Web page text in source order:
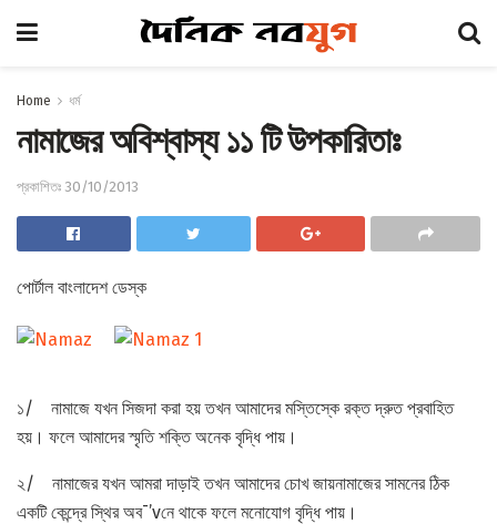
Home ধর্ম
নামাজের অবিশ্বাস্য ১১ টি উপকারিতাঃ
প্রকাশিতঃ 30/10/2013
পোর্টাল বাংলাদেশ ডেস্ক
১/ নামাজে যখন সিজদা করা হয় তখন আমাদের মস্তিস্কে রক্ত দ্রুত প্রবাহিত
হয়। ফলে আমাদের স্মৃতি শক্তি অনেক বৃদ্ধি পায়।
২/ নামাজের যখন আমরা দাড়াই তখন আমাদের চোখ জায়নামাজের সামনের ঠিক
একটি কেন্দ্রে স্থির অব¯’vনে থাকে ফলে মনোযোগ বৃদ্ধি পায়।